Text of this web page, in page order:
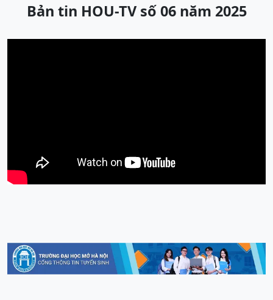
Bản tin HOU-TV số 06 năm 2025